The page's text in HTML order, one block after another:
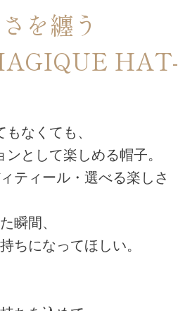
を纏う
HAT-
なくても、
として楽しめる帽子。
ティール・選べる楽しさ
瞬間、
ちになってほしい。